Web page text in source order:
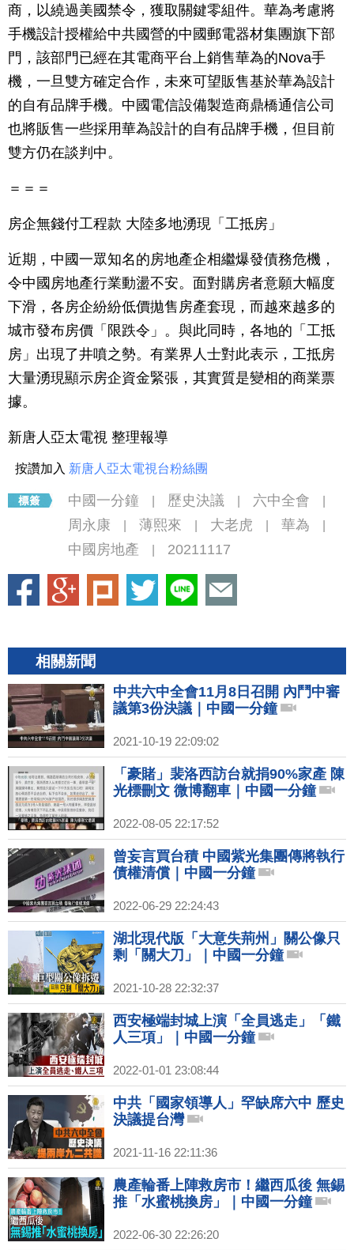
商，以繞過美國禁令，獲取關鍵零組件。華為考慮將
手機設計授權給中共國營的中國郵電器材集團旗下部
門，該部門已經在其電商平台上銷售華為的Nova手
機，一旦雙方確定合作，未來可望販售基於華為設計
的自有品牌手機。中國電信設備製造商鼎橋通信公司
也將販售一些採用華為設計的自有品牌手機，但目前
雙方仍在談判中。
＝＝＝
房企無錢付工程款 大陸多地湧現「工抵房」
近期，中國一眾知名的房地產企相繼爆發債務危機，
令中國房地產行業動盪不安。面對購房者意願大幅度
下滑，各房企紛紛低價拋售房產套現，而越來越多的
城市發布房價「限跌令」。與此同時，各地的「工抵
房」出現了井噴之勢。有業界人士對此表示，工抵房
大量湧現顯示房企資金緊張，其實質是變相的商業票
據。
新唐人亞太電視 整理報導
按讚加入 新唐人亞太電視台粉絲團
中國一分鐘 歷史決議 六中全會
周永康 薄熙來 大老虎 華為
中國房地產 20211117
相關新聞
中共六中全會11月8日召開 內鬥中審
議第3份決議｜中國一分鐘
2021-10-19 22:09:02
「豪賭」裴洛西訪台就捐90%家產 陳
光標刪文 微博翻車｜中國一分鐘
2022-08-05 22:17:52
曾妄言買台積 中國紫光集團傳將執行
債權清償｜中國一分鐘
2022-06-29 22:24:43
湖北現代版「大意失荊州」關公像只
剩「關大刀」｜中國一分鐘
2021-10-28 22:32:37
西安極端封城上演「全員逃走」「鐵
人三項」｜中國一分鐘
2022-01-01 23:08:44
中共「國家領導人」罕缺席六中 歷史
決議提台灣
2021-11-16 22:11:36
農產輪番上陣救房市！繼西瓜後 無錫
推「水蜜桃換房」｜中國一分鐘
2022-06-30 22:26:20